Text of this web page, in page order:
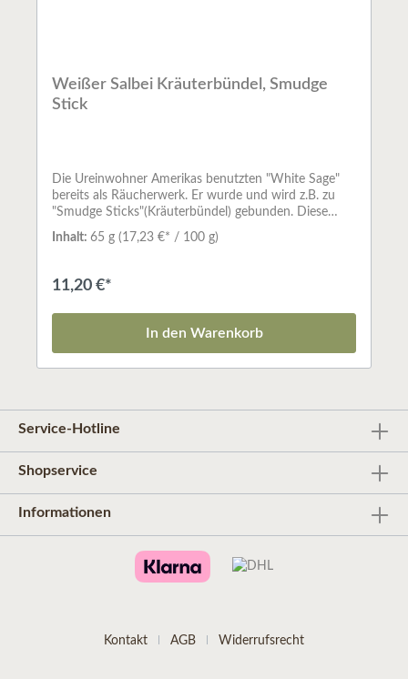
Weißer Salbei Kräuterbündel, Smudge
Stick
Die Ureinwohner Amerikas benutzten "White Sage"
bereits als Räucherwerk. Er wurde und wird z.B. zu
"Smudge Sticks"(Kräuterbündel) gebunden. Diese
werden an einem Ende angezündet, die Flamme dann
ausgeblasen und der Glut wird Luft zugefächert.
räuchern, sein starker Duft ist unverkennbar.Weißer
Salbei reinigt die Aura und entzieht schlechte
Gerüche.Abfüllmenge: min. 60-70 g je Stick
Inhalt: 65 g (17,23 €* / 100 g)
11,20 €*
In den Warenkorb
Service-Hotline
Shopservice
Informationen
Kontakt AGB Widerrufsrecht